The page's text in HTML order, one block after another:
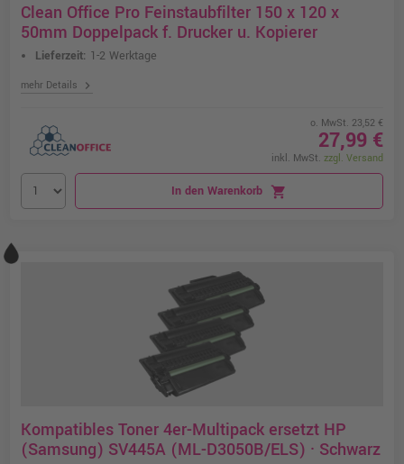
Clean Office Pro Feinstaubfilter 150 x 120 x
50mm Doppelpack f. Drucker u. Kopierer
Lieferzeit: 1-2 Werktage
mehr Details chevron_right
o. MwSt. 23,52 €
27,99 €
inkl. MwSt. zzgl. Versand
In den Warenkorb shopping_cart
Kompatibles Toner 4er-Multipack ersetzt HP
(Samsung) SV445A (ML-D3050B/ELS) · Schwarz